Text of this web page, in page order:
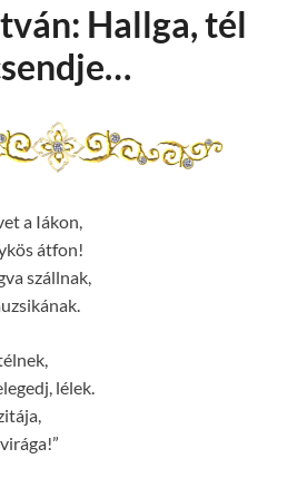
Hallga, tél
a Iákon,
átfon!
szállnak,
lélek.